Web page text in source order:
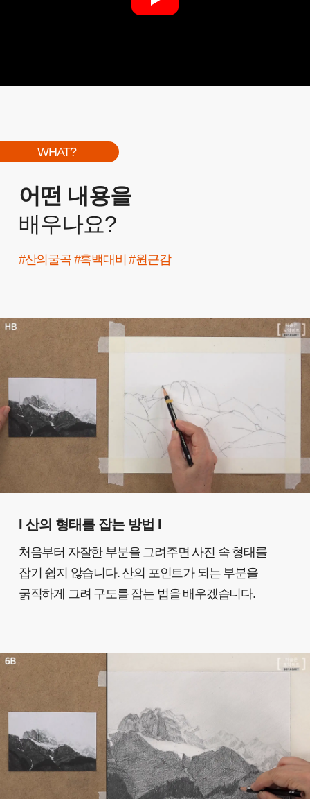
WHAT?
어떤 내용을
배우나요?
#산의굴곡 #흑백대비#원근감
I 산의 형태를 잡는 방법 I
처음부터 자잘한 부분을 그려주면 사진 속 형태를
잡기 쉽지 않습니다. 산의 포인트가 되는 부분을
굵직하게 그려 구도를 잡는 법을 배우겠습니다.